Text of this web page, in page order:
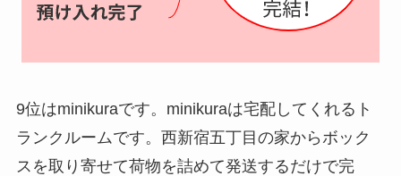
9位はminikuraです。minikuraは宅配してくれるト
ランクルームです。西新宿五丁目の家からボック
スを取り寄せて荷物を詰めて発送するだけで完